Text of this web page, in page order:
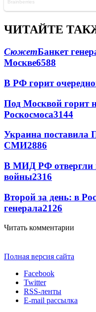
ЧИТАЙТЕ
СюжетБанкет
Москве6588
В РФ горит
Под Москвой горит
Роскосмоса3144
Украина поставила
СМИ2886
В МИД РФ отвергли
войны2316
Второй за день: в
генерала2126
Читать комментарии
Полная версия сайта
Facebook
Twitter
RSS-ленты
E-mail рассылка